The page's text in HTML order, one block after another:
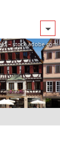
– stock.adobe.com